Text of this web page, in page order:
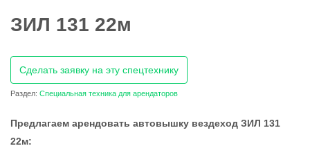
ЗИЛ 131 22м
Сделать заявку на эту спецтехнику
Раздел: Специальная техника для арендаторов
Предлагаем арендовать автовышку вездеход ЗИЛ 131
22м: